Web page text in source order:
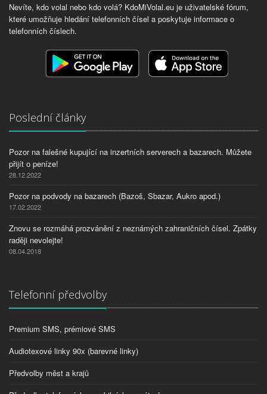
Nevíte, kdo volal nebo kdo volá? KdoMiVolal.eu je uživatelské fórum,
které umožňuje hledání telefonních čísel a poskytuje informace o
telefonních číslech.
Poslední články
Pozor na falešné kupující na inzertních serverech a bazarech. Můžete
přijít o peníze!
28.12.2022
Pozor na podvody na bazarech (Bazoš, Sbazar, Aukro apod.)
17.02.2022
Znovu se rozmáhá prozvánění z neznámých zahraničních čísel. Zpátky
raději nevolejte!
08.04.2018
Telefonní předvolby
Premium SMS, prémiové SMS
Audiotexové linky 90x (barevné linky)
Předvolby měst a krajů